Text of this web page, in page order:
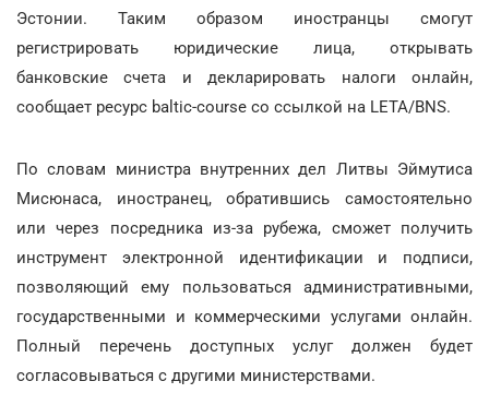
Эстонии. Таким образом иностранцы смогут
регистрировать юридические лица, открывать
банковские счета и декларировать налоги онлайн,
сообщает ресурс baltic-course со ссылкой на LETA/BNS.
По словам министра внутренних дел Литвы Эймутиса
Мисюнаса, иностранец, обратившись самостоятельно
или через посредника из-за рубежа, сможет получить
инструмент электронной идентификации и подписи,
позволяющий ему пользоваться административными,
государственными и коммерческими услугами онлайн.
Полный перечень доступных услуг должен будет
согласовываться с другими министерствами.